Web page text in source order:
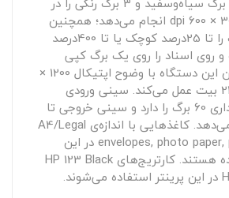
دقیقه با وضوح 300 × 600 dpi انجام می‌دهد؛ همچنین
می‌توانید صفحات را تا 25درصد کوچک یا تا 400درصد
روی اسناد را روی یک برگ کپی
کنید. قسمت اسکن این دستگاه با وضوح اپتیکال 1200 ×
1200 و عمق رنگ 24 بیت عمل می‌کند. سینی ورودی
کاغذ، ظرفیت نگه‌داری 60 برگ را دارد و سینی خروجی تا
25 برگ را تحویل می‌دهد. کاغذهایی با اندازه‌ی A4/Legal
از نوع envelopes, photo paper, plain paper در این
پرینتر قابل استفاده هستند. کارتریج‌های HP 123 Black